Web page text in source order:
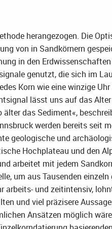
herangezogen. Die
von in Sandkörnern
in den
genutzt, die sich im
Korn wie eine winzige
lässt uns auf das
das Sediment«,
werden bereits seit
geologische und
Hochplateau und den
arbeitet mit jedem
um aus Tausenden einzeln
und zeitintensiv,
und viel präzisere
Ansätzen möglich